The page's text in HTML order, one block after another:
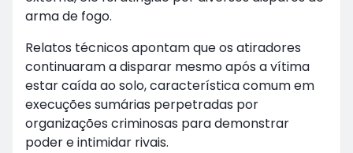
arma de fogo.
Relatos técnicos apontam que os atiradores
continuaram a disparar mesmo após a vítima
estar caída ao solo, característica comum em
execuções sumárias perpetradas por
organizações criminosas para demonstrar
poder e intimidar rivais.